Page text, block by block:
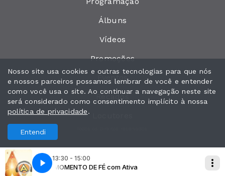
13:30 - 15:00
MOMENTO DE FÉ com Ativa
Álbuns
Vídeos
Promoções
Eventos
Recados
Nosso site usa cookies e outras tecnologias para que nós
e nossos parceiros possamos lembrar de você e entender
como você usa o site. Ao continuar a navegação neste site
será considerado como consentimento implícito à nossa
política de privacidade.
Entendi